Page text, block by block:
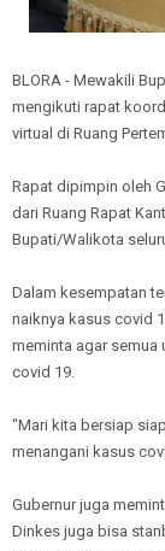
BLORA - Mewakili
mengikuti rapat
virtual di Ruang
Rapat dipimpin oleh
dari Ruang Rapat
Bupati/Walikota
Dalam kesempatan
naiknya kasus covid
meminta agar semua
covid 19.
“Mari kita bersiap
menangani kasus
Gubernur juga
Dinkes juga bisa